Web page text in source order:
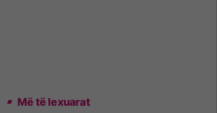
Më të lexuarat